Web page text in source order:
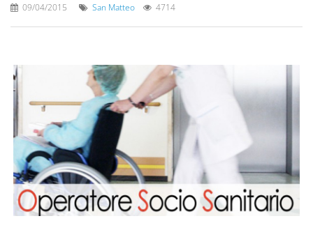
09/04/2015 San Matteo 4714